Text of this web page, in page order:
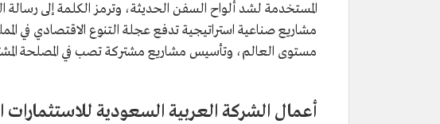
المستخدمة لشد ألواح السفن الحديثة، وترمز الكلمة إلى رسالة
مشاريع صناعية استراتيجية تدفع عجلة التنوع الاقتصادي في
مستوى العالم، وتأسيس مشاريع مشتركة تصب في المصلحة
أعمال الشركة العربية السعودية للاستثمارات